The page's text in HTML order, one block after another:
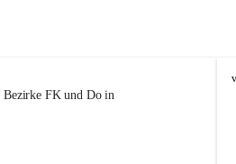
Bezirke FK und Do in